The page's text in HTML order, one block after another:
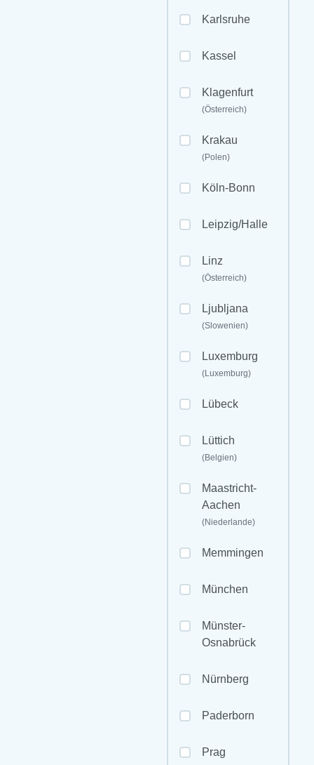
Karlsruhe
Kassel
Klagenfurt
(Österreich)
Krakau
(Polen)
Köln-Bonn
Leipzig/Halle
Linz
(Österreich)
Ljubljana
(Slowenien)
Luxemburg
(Luxemburg)
Lübeck
Lüttich
(Belgien)
Maastricht-
Aachen
(Niederlande)
Memmingen
München
Münster-
Osnabrück
Nürnberg
Paderborn
Prag